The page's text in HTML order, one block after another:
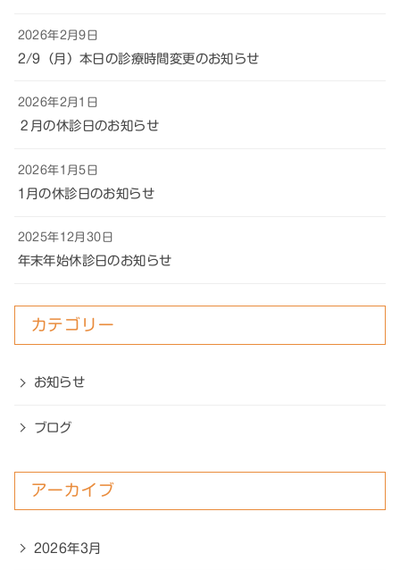
2/9（月）本日の診療時間変更のお知らせ
2026年2月9日
２月の休診日のお知らせ
2026年2月1日
1月の休診日のお知らせ
2026年1月5日
年末年始休診日のお知らせ
2025年12月30日
カテゴリー
お知らせ
ブログ
アーカイブ
2026年3月